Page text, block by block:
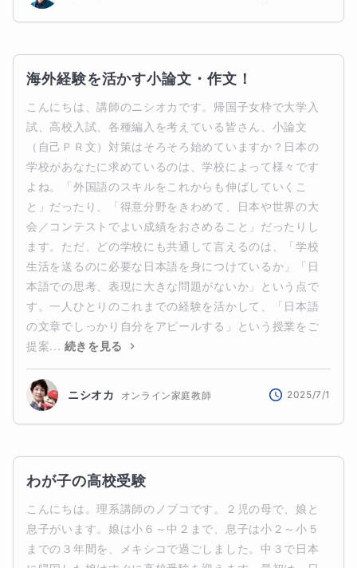
海外経験を活かす小論文・作文！
こんにちは、講師のニシオカです。帰国子女枠で大学入
試、高校入試、各種編入を考えている皆さん、小論文
（自己ＰＲ文）対策はそろそろ始めていますか？日本の
学校があなたに求めているのは、学校によって様々です
よね。「外国語のスキルをこれからも伸ばしていくこ
と」だったり、「得意分野をきわめて、日本や世界の大
会／コンテストでよい成績をおさめること」だったりし
ます。ただ、どの学校にも共通して言えるのは、「学校
生活を送るのに必要な日本語を身につけているか」「日
本語での思考、表現に大きな問題がないか」という点で
す。一人ひとりのこれまでの経験を活かして、「日本語
の文章でしっかり自分をアピールする」という授業をご
提案... 続きを見る
ニシオカ オンライン家庭教師 2025/7/1
わが子の高校受験
こんにちは。理系講師のノブコです。２児の母で、娘と
息子がいます。娘は小６～中２まで、息子は小２～小５
までの３年間を、メキシコで過ごしました。中３で日本